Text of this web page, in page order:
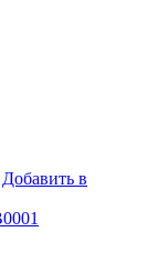
Добавить в